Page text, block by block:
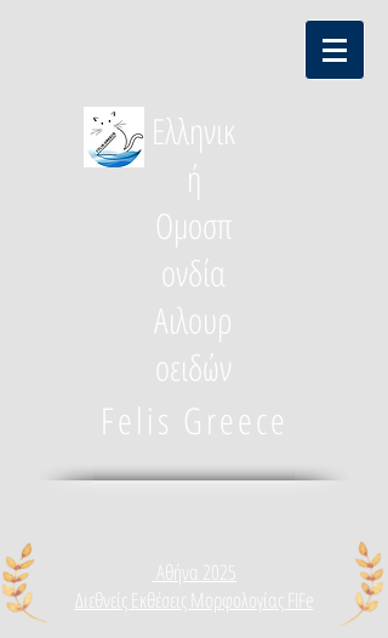
Ελληνικ
ή
Ομοσπ
ονδία
Αιλουρ
οειδών
Felis Greece
Αθήνα 2025
Διεθνεί
ς Εκθέσεις Μορφολογίας FIFe